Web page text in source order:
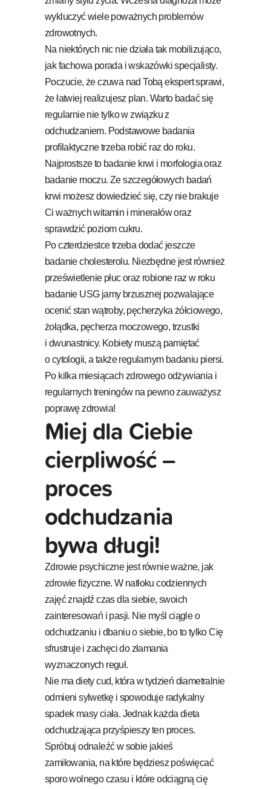
wykluczyć wiele poważnych problemów
zdrowotnych.
Na niektórych nic nie działa tak mobilizująco,
jak fachowa porada i wskazówki specjalisty.
Poczucie, że czuwa nad Tobą ekspert sprawi,
że łatwiej realizujesz plan. Warto badać się
regularnie nie tylko w związku z
odchudzaniem. Podstawowe badania
profilaktyczne trzeba robić raz do roku.
Najprostsze to badanie krwi i morfologia oraz
badanie moczu. Ze szczegółowych badań
krwi możesz dowiedzieć się, czy nie brakuje
Ci ważnych witamin i minerałów oraz
sprawdzić poziom cukru.
Po czterdziestce trzeba dodać jeszcze
badanie cholesterolu. Niezbędne jest również
prześwietlenie płuc oraz robione raz w roku
badanie USG jamy brzusznej pozwalające
ocenić stan wątroby, pęcherzyka żółciowego,
żołądka, pęcherza moczowego, trzustki
i dwunastnicy. Kobiety muszą pamiętać
o cytologii, a także regularnym badaniu piersi.
Po kilka miesiącach zdrowego odżywiania i
regularnych treningów na pewno zauważysz
poprawę zdrowia!
Miej dla Ciebie
cierpliwość –
proces
odchudzania
bywa długi!
Zdrowie psychiczne jest równie ważne, jak
zdrowie fizyczne. W natłoku codziennych
zajęć znajdź czas dla siebie, swoich
zainteresowań i pasji. Nie myśl ciągle o
odchudzaniu i dbaniu o siebie, bo to tylko Cię
sfrustruje i zachęci do złamania
wyznaczonych reguł.
Nie ma diety cud, która w tydzień diametralnie
odmieni sylwetkę i spowoduje radykalny
spadek masy ciała. Jednak każda dieta
odchudzająca przyśpieszy ten proces.
Spróbuj odnaleźć w sobie jakieś
zamiłowania, na które będziesz poświęcać
sporo wolnego czasu i które odciągną cię